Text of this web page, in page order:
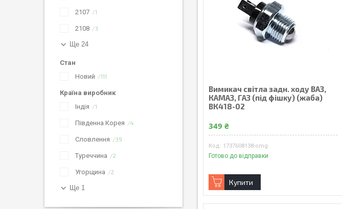
Вимикач світла задн. ходу ВАЗ,
КАМАЗ, ГАЗ (під фішку) (жаба)
ВК418-02
349 ₴
1737608138-omg
Готово до відправки
Купити
2107 1
2108 3
Ще 24
Стан
Новий
111
Країна виробник
Індія
1
Південна Корея 4
Словлення 39
Туреччина 2
Угорщина 2
Ще 1